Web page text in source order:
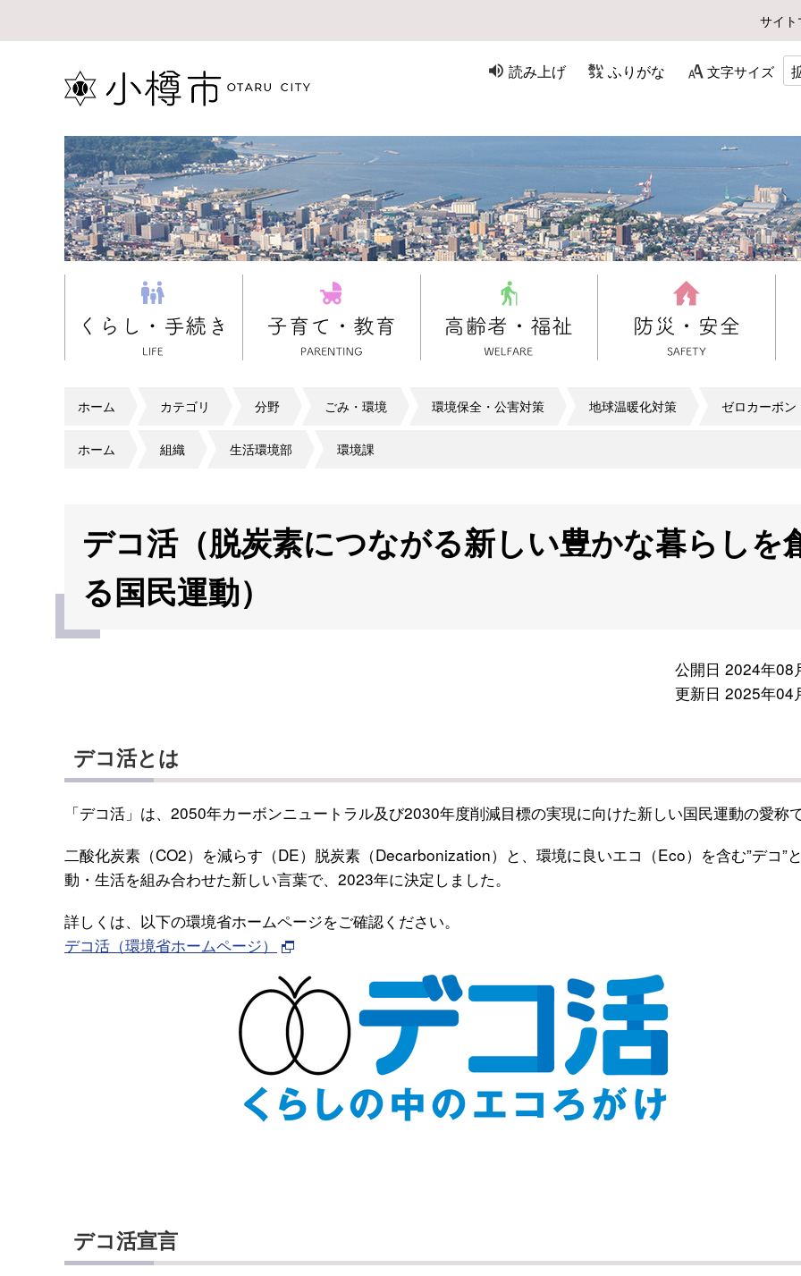
サイ
読み上げ ふりがな 文字サイズ
ホーム カテゴリ 分野 ごみ・環境 環境保全・公害対策 地球温暖化対策 ゼロカーボン
ホーム 組織 生活環境部 環境課
デコ活（脱炭素につながる新しい豊かな暮らしを
る国民運動）
公開日 2024年08
更新日 2025年04
デコ活とは
「デコ活」は、2050年カーボンニュートラル及び2030年度削減目標の実現に向けた新しい国民運動の愛称
二酸化炭素（CO2）を減らす（DE）脱炭素（Decarbonization）と、環境に良いエコ（Eco）を含む”デコ”
動・生活を組み合わせた新しい言葉で、2023年に決定しました。
詳しくは、以下の環境省ホームページをご確認ください。
デコ活（環境省ホームページ）
デコ活宣言